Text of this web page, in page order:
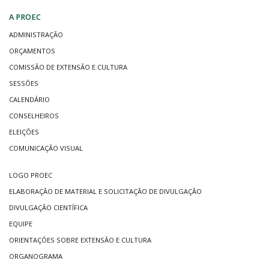
A PROEC
ADMINISTRAÇÃO
ORÇAMENTOS
COMISSÃO DE EXTENSÃO E CULTURA
SESSÕES
CALENDÁRIO
CONSELHEIROS
ELEIÇÕES
COMUNICAÇÃO VISUAL
LOGO PROEC
ELABORAÇÃO DE MATERIAL E SOLICITAÇÃO DE DIVULGAÇÃO
DIVULGAÇÃO CIENTÍFICA
EQUIPE
ORIENTAÇÕES SOBRE EXTENSÃO E CULTURA
ORGANOGRAMA